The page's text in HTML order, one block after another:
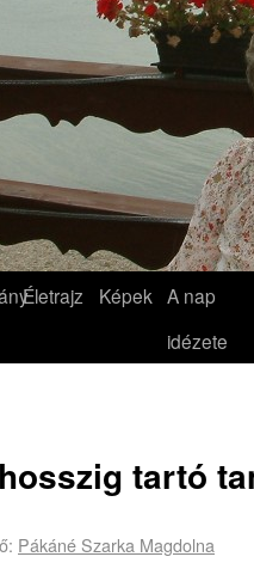
Életrajz Képek A nap
idézete
tartó
Pákáné Szarka Magdolna